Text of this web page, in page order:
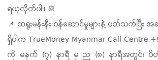
ရယူလိုက်ပါ။ 📆
📌 ထရူးမန်းနီး ဝန်ဆောင်မှုများနဲ့ ပတ်သက်ပြီ
ရှိပါက TrueMoney Myanmar Call Centre
ကို မနက် (၇) နာရီ မှ ည (၈) နာရီအတွင်း